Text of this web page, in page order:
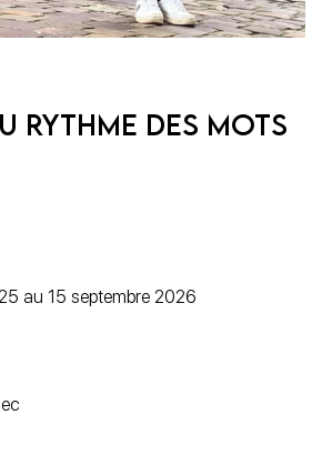
rythme des mots
au 15 septembre 2026